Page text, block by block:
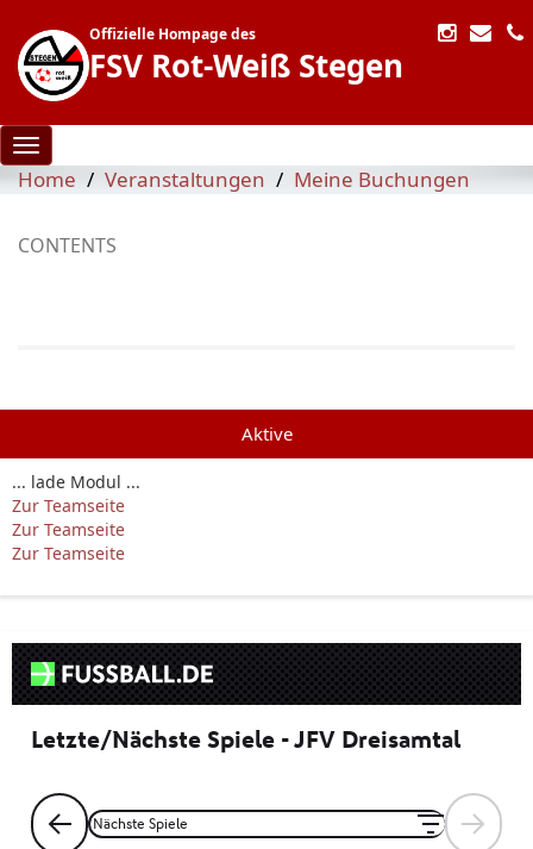
Offizielle Hompage des
FSV Rot-Weiß Stegen
Toggle navigation
Home Veranstaltungen Meine Buchungen
CONTENTS
Aktive
... lade Modul ...
Zur Teamseite
Zur Teamseite
Zur Teamseite